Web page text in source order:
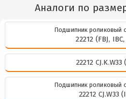
Аналоги по
Подшипник роликовый
22212 (FBJ,
22212 CJ.K.W33
Подшипник роликовый
22212 CJ.W33